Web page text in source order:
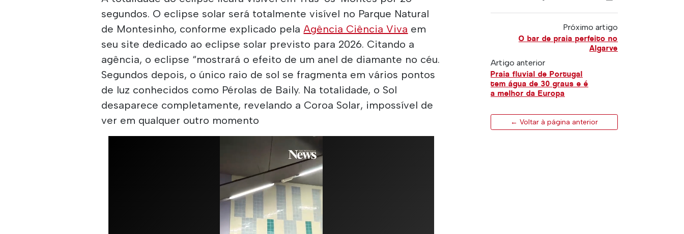
segundos. O eclipse solar será totalmente visível no Parque Natural
de Montesinho, conforme explicado pelaAgência Ciência Viva em
seu site dedicado ao eclipse solar previsto para 2026. Citando a
agência, o eclipse “mostrará o efeito de um anel de diamante no céu.
Segundos depois, o único raio de sol se fragmenta em vários pontos
de luz conhecidos como Pérolas de Baily. Na totalidade, o Sol
desaparece completamente, revelando a Coroa Solar, impossível de
ver em qualquer outro momento
Próximo artigo
O bar de praia perfeito no
Algarve
Artigo anterior
Praia fluvial de Portugal
tem água de 30 graus e é
a melhor da Europa
← Voltar à página anterior